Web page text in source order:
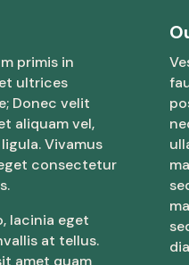
primis in
ultrices
Donec velit
aliquam vel,
Vivamus
consectetur
lacinia eget
at tellus.
amet quam